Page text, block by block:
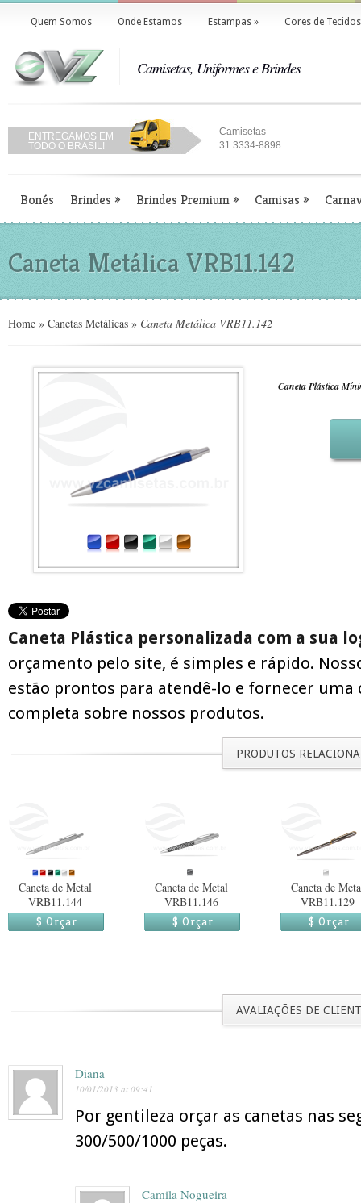
Quem Somos Onde Estamos Estampas» Cores de Tecidos
Camisetas, Uniformes e Brindes
ENTREGAMOS EM
TODO O BRASIL!
Camisetas
31.3334-8898
Bonés Brindes » Brindes Premium» Camisas »
Caneta Metálica VRB11.142
Home » Canetas Metálicas » Caneta Metálica VRB11.142
Caneta Plástica
Caneta Plástica personalizada com a sua
orçamento pelo site, é simples e rápido.
estão prontos para atendê-lo e fornecer
completa sobre nossos produtos.
PRODUTOS
Caneta de Metal
VRB11.144
$ Orçar
Caneta de Metal
VRB11.146
$ Orçar
Caneta de
VRB11.129
$ Orçar
AVALIAÇÕES DE
Diana
10/01/2013 at 09:41
Por gentileza orçar as canetas nas
300/500/1000 peças.
Camila Nogueira